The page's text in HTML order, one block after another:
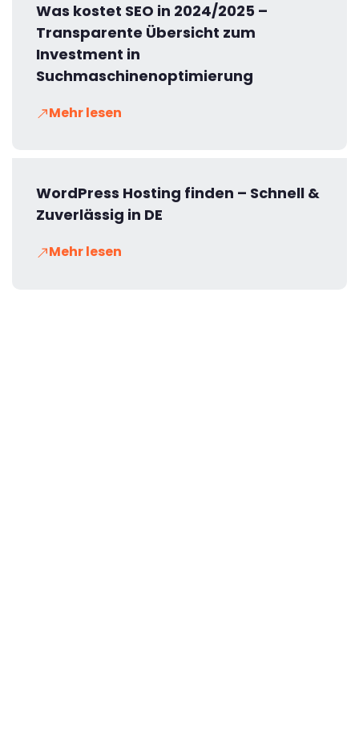
Was kostet SEO in 2024/2025 –
Transparente Übersicht zum
Investment in
Suchmaschinenoptimierung
Mehr lesen
WordPress Hosting finden – Schnell &
Zuverlässig in DE
Mehr lesen